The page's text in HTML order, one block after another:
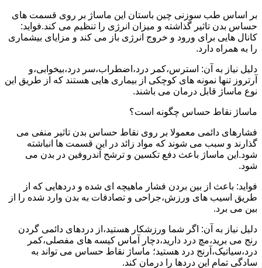
بر اساس طب سوزنی چین باستان این ماساژ بر روی قسمت های
حساس بدن تاثیر گذاشته و میزان انرژی را تنظیم می کند.فواید:
کانال هایی برای ورود و خروج انرژی باز می کند و مزایای بیشماری
را به همراه دارد.
دلیل نیاز به آن: استرس،کمر درد،اضطراب،سر درد،بیخوابی،و
آرتروز تنها نمونه های کوچکی از بیماری هایی هستند که از طریق این
نوع ماساژ قابل درمان می باشند.
ماساژ نقاط حساس چگونه است؟
فشارهای دائمی معمولا بر روی نقاط حساس بدن تاثیر منفی می
گذارند و سبب می شوند که مواد زائد در این قسمت ها انباشته
شود.این ماساژ باعث دفع تکسین و ترشح آندروفین در بدن می
شود.
فواید: باعث از بین بردن فشار ماهیچه ای شده و دردهایی که از
طریق اسیب های ورزش،جراحی و تصادفات به بدن وارد شده را از
بین می برد.
دلیل نیاز به آن: اگر شما ورزشکار هستید،از دردهای دائمی گردن
رنج می برید،مچ درد دارید،دچار آماس کیسه های مفصلی،کمر
درد،سیاتیک،آرنج درد هستید؛ ماساژ نقاط حساس می تواند به
سادگی تمام این دردها را درمان کند.